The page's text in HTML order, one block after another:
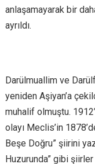
anlaşamayarak bir
ayrıldı.
Darülmuallim ve
yeniden Aşiyan’a
muhalif olmuştu.
olayı Meclis’in
Beşe Doğru” şiirini
Huzurunda” gibi